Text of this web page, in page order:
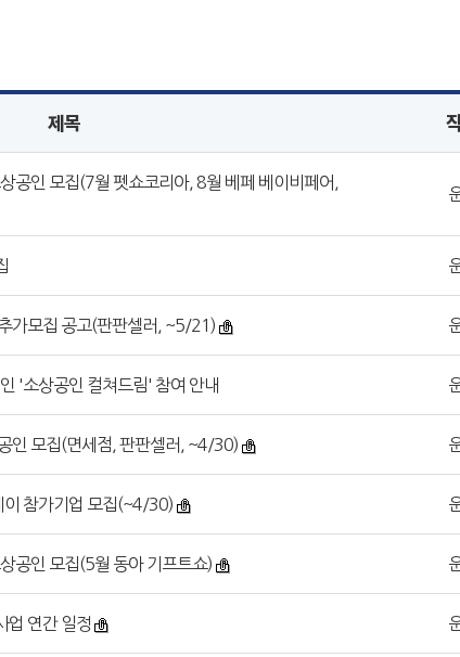
제목
공인 모집(7월 펫쇼코리아, 8월 베페 베이비페어,
가모집 공고(판판셀러, ~5/21)
'소상공인 컬쳐드림' 참여 안내
인 모집(면세점, 판판셀러, ~4/30)
이 참가기업 모집(~4/30)
공인 모집(5월 동아 기프트쇼)
업 연간 일정